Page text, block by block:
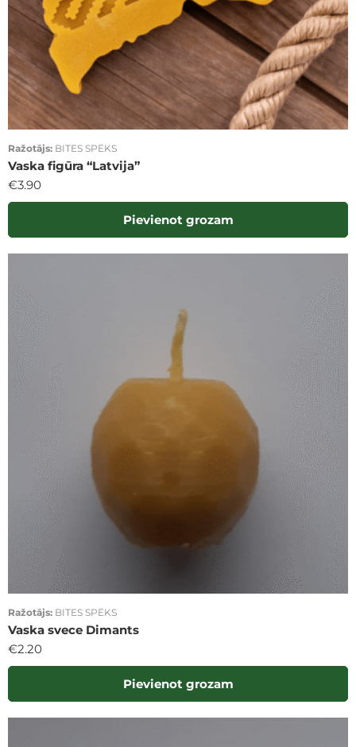
Ražotājs: BITES SPĒKS
Vaska figūra “Latvija”
€3.90
Pievienot grozam
Ražotājs: BITES SPĒKS
Vaska svece Dimants
€2.20
Pievienot grozam